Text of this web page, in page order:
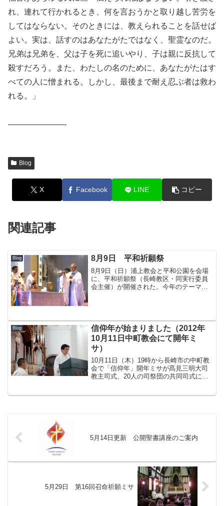
れ、連れて行かれるとき、何を言おうかと取り越し苦労を
してはならない。そのときには、教えられることを話せば
よい。実は、話すのはあなたがたではなく、聖霊なのだ。
兄弟は兄弟を、父は子を死に追いやり、子は親に反抗して
殺すだろう。また、わたしの名のために、あなたがたはす
べての人に憎まれる。しかし、最後まで耐え忍ぶ者は救わ
れる。」
———————-
Blog
X Facebook LINE コピー
関連記事
Blog 8月9日 平和祈願祭
8月9日（日）浦上教会と平和公園を会場
に、平和祈願祭（長崎教区・同実行委員
会主催）が開催された。今年のテーマ
Blog
信仰年が始まりました（2012年
10月11日中町教会にて開年ミ
サ）
10月11日（木）19時から長崎市の中町教
会で「信仰年」開年ミサが髙見三明大司
教主司式、20人の司祭団の共同司式によ
5月14日更新 公開聖書講座のご案内
5月29日 第16回召命祈願ミサ